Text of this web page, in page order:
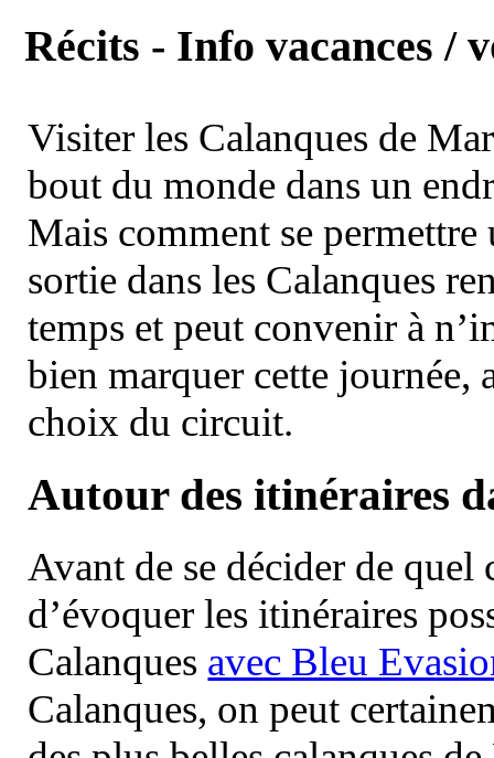
Récits - Info vacances /
Visiter les Calanques de
bout du monde dans un
Mais comment se permettre
sortie dans les Calanques
temps et peut convenir à
bien marquer cette journée,
choix du circuit.
Autour des itinéraires
Avant de se décider de
d’évoquer les itinéraires
Calanques avec Bleu
Calanques, on peut